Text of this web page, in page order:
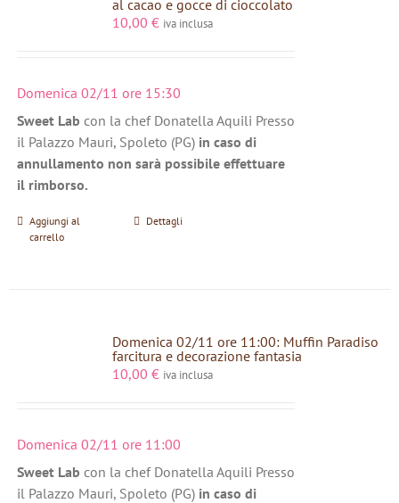
al cacao e gocce di cioccolato
10,00 € iva inclusa
Domenica 02/11 ore 15:30
Sweet Lab con la chef Donatella Aquili Presso
il Palazzo Mauri, Spoleto (PG) in caso di
annullamento non sarà possibile effettuare
il rimborso.
Aggiungi al
carrello
Dettagli
Domenica 02/11 ore 11:00: Muffin Paradiso
farcitura e decorazione fantasia
10,00 € iva inclusa
Domenica 02/11 ore 11:00
Sweet Lab con la chef Donatella Aquili Presso
il Palazzo Mauri, Spoleto (PG) in caso di